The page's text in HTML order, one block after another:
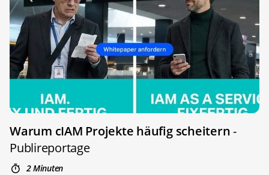
Warum cIAM Projekte häufig scheitern-
Publireportage
2 Minuten